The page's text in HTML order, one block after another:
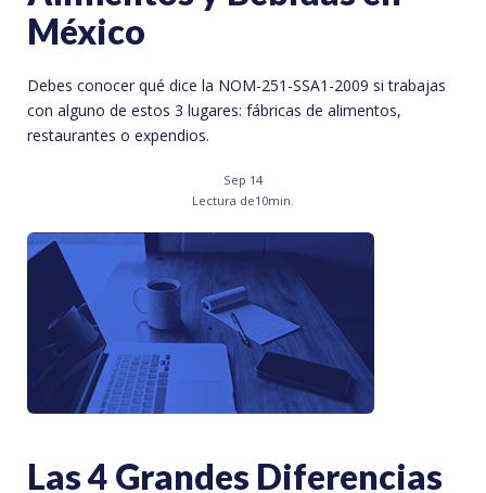
México
Debes conocer qué dice la NOM-251-SSA1-2009 si trabajas
con alguno de estos 3 lugares: fábricas de alimentos,
restaurantes o expendios.
Sep 14
Lectura de10min.
Las 4 Grandes Diferencias